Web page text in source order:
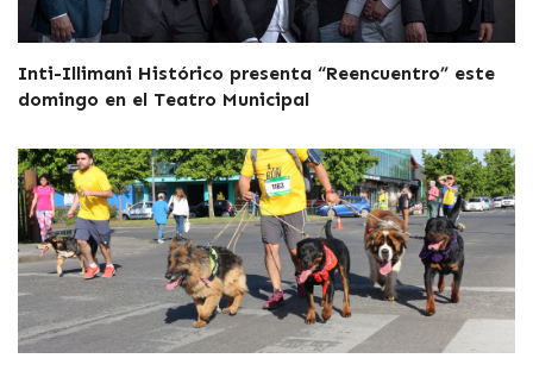
Inti-Illimani Histórico presenta “Reencuentro” este
domingo en el Teatro Municipal